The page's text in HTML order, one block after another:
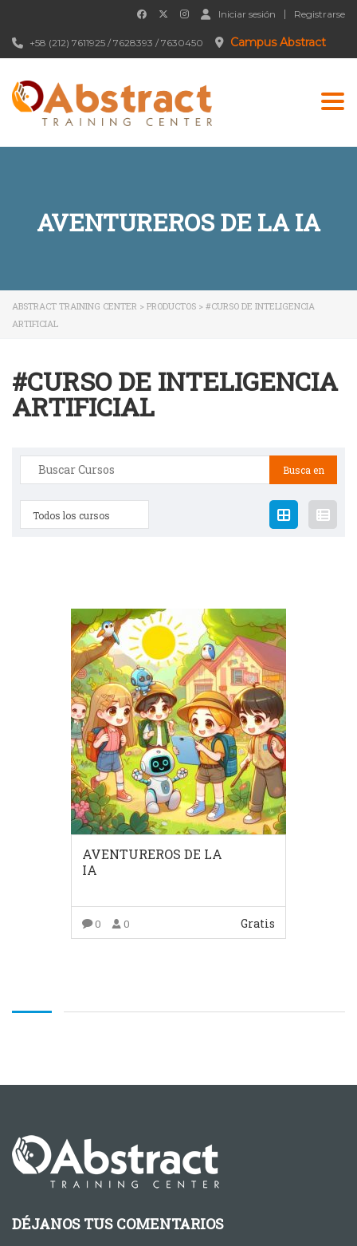
Iniciar sesión Registrarse
Campus Abstract
+58 (212) 7611925 / 7628393 / 7630450
AVENTUREROS DE LA IA
ABSTRACT TRAINING CENTER > PRODUCTOS > #CURSO DE INTELIGENCIA
ARTIFICIAL
#CURSO DE INTELIGENCIA
ARTIFICIAL
Buscar:
Todos los cursos
AVENTUREROS DE LA
IA
0 0 Gratis
DÉJANOS TUS COMENTARIOS